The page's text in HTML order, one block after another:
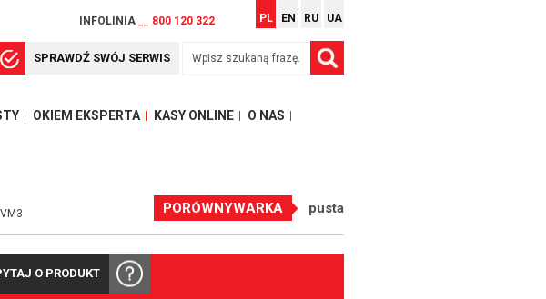
INFOLINIA __ 800 120 322 PL EN RU UA
SPRAWDŹ SWÓJ SERWIS
OKIEM EKSPERTA KASY ONLINE O NAS
PORÓWNYWARKA pusta
O PRODUKT